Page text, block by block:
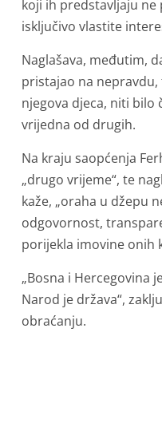
koji ih predstavljaju
isključivo vlastite
Naglašava, međutim,
pristajao na
njegova djeca, niti bilo
vrijedna od drugih.
Na kraju saopćenja
„drugo vrijeme“, te
kaže, „oraha u džepu
odgovornost,
porijekla imovine onih
„Bosna i Hercegovina
Narod je država“,
obraćanju.